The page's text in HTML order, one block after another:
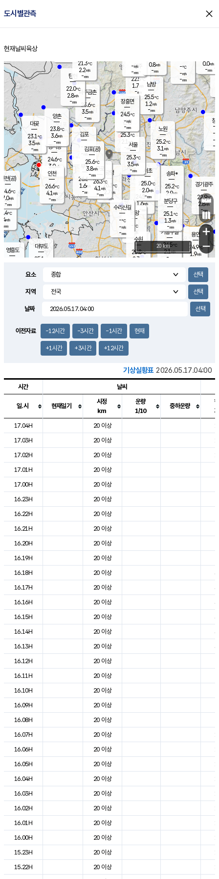
도시별관측 close
홈
현재날씨 육상
의도
℃
m/s
mm
영흥도
양주
22.5℃
1.7
-mm
과천
24.5℃
1.6m/s
- mm
용인
24.9℃
1.9m/s
경기광주
22.9℃
2.8m/s
-mm
2.0m/s
대부도
25.1
경서동
24.6℃
3.0m/s
-mm
파주금촌
23.6℃
3.5m/s
-mm
-℃
-m/s
-mm
대곶
23.1℃
3.5m/s
-mm
창
-
-m/
-
탄현
22.0℃
2.8m/s
-mm
0.0m/s
-mm
의왕
- ℃
m/s
mm
김포
- ℃
-m/s
mm
광명
26.3 ℃
2.7 m/s
-mm
부천
26.6℃
1.6m/s
-mm
양촌
23.8℃
3.6m/s
-mm
구로
26.3℃
4.1 m/s
-mm
은평
25.3℃
2.1 m/s
- mm
노원
25.2℃
3.1 m/s
-mm
송파*
25.2℃
2.9m/s
-mm
서초
25.0℃
2.0m/s
-mm
남방
25.5℃
1.2m/s
-mm
기흥구갈
24.5℃
2.1m/s
-
수리산길
-℃
-m/s
-mm
분당구
25.1℃
1.3m/s
-mm
장흥면
24.5℃
-m/s
-mm
-m/s
-mm
인천(공)
24.6℃
7.0m/s
-mm
김포(공)
25.6℃
3.8m/s
-mm
수원
25.8℃
2.7 m/s
인천
26.6℃
4.1 m/s
-mm
서울
25.3℃
3.5m/s
-mm
21.3℃
2.2m/s
-mm
0.8m/s
-mm
+
−
20 km
요소
지역
날짜
이전자료 -12시간 -3시간 -1시간 현재
+1시간 +3시간 +12시간
기상실황표 2026.05.17.04:00
도시별 기상실황표로 지점, 날씨, 기온, 강수, 바람, 기압등을 안내한 표입
시간 날씨
일.시 현재일기
시정
km
운량
1/10
중하운량
17.04H
20 이상
17.03H
20 이상
17.02H
20 이상
17.01H
20 이상
17.00H
20 이상
16.23H
20 이상
16.22H
20 이상
16.21H
20 이상
16.20H
20 이상
16.19H
20 이상
16.18H
20 이상
16.17H
20 이상
16.16H
20 이상
16.15H
20 이상
16.14H
20 이상
16.13H
20 이상
16.12H
20 이상
16.11H
20 이상
16.10H
20 이상
16.09H
20 이상
16.08H
20 이상
16.07H
20 이상
16.06H
20 이상
16.05H
20 이상
16.04H
20 이상
16.03H
20 이상
16.02H
20 이상
16.01H
20 이상
16.00H
20 이상
15.23H
20 이상
15.22H
20 이상